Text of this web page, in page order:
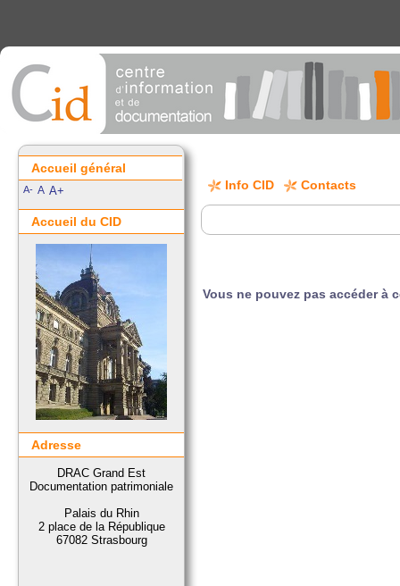
Info CID Contacts
Vous ne pouvez pas accéder à
Accueil général
A- A A+
Accueil du CID
Adresse
DRAC Grand Est
Documentation patrimoniale
Palais du Rhin
2 place de la République
67082 Strasbourg